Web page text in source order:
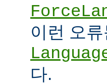
이런 오
다.